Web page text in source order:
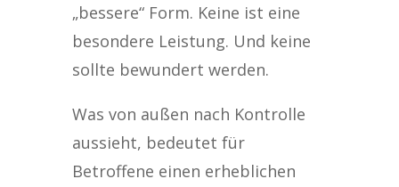
„bessere“ Form. Keine ist eine
besondere Leistung. Und keine
sollte bewundert werden.
Was von außen nach Kontrolle
aussieht, bedeutet für
Betroffene einen erheblichen